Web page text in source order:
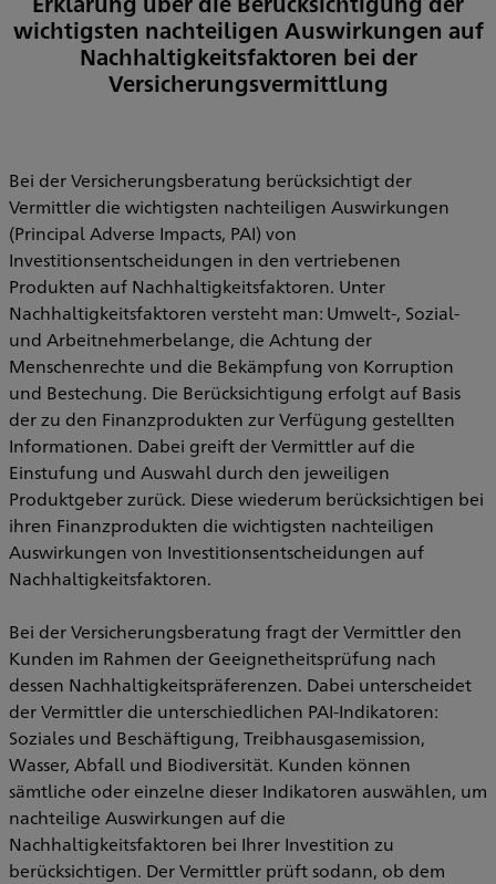
wichtigsten nachteiligen Auswirkungen auf
Nachhaltigkeitsfaktoren bei der
Versicherungsvermittlung
Bei der Versicherungsberatung berücksichtigt der
Vermittler die wichtigsten nachteiligen Auswirkungen
(Principal Adverse Impacts, PAI) von
Investitionsentscheidungen in den vertriebenen
Produkten auf Nachhaltigkeitsfaktoren. Unter
Nachhaltigkeitsfaktoren versteht man: Umwelt-, Sozial-
und Arbeitnehmerbelange, die Achtung der
Menschenrechte und die Bekämpfung von Korruption
und Bestechung. Die Berücksichtigung erfolgt auf Basis
der zu den Finanzprodukten zur Verfügung gestellten
Informationen. Dabei greift der Vermittler auf die
Einstufung und Auswahl durch den jeweiligen
Produktgeber zurück. Diese wiederum berücksichtigen bei
ihren Finanzprodukten die wichtigsten nachteiligen
Auswirkungen von Investitionsentscheidungen auf
Nachhaltigkeitsfaktoren.
Bei der Versicherungsberatung fragt der Vermittler den
Kunden im Rahmen der Geeignetheitsprüfung nach
dessen Nachhaltigkeitspräferenzen. Dabei unterscheidet
der Vermittler die unterschiedlichen PAI-Indikatoren:
Soziales und Beschäftigung, Treibhausgasemission,
Wasser, Abfall und Biodiversität. Kunden können
sämtliche oder einzelne dieser Indikatoren auswählen, um
nachteilige Auswirkungen auf die
Nachhaltigkeitsfaktoren bei Ihrer Investition zu
berücksichtigen. Der Vermittler prüft sodann, ob dem